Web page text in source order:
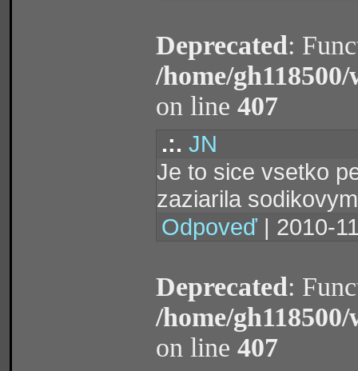
Deprecated:
/home/
on line 407
.:. JN
Je to sice vsetko
zaziarila
Odpoveď | 2010-
Deprecated:
/home/
on line 407